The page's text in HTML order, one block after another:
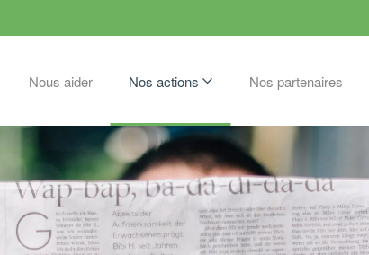
Nous aider Nos actions Nos partenaires